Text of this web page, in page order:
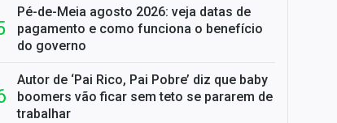
Pé-de-Meia agosto 2026: veja datas de
pagamento e como funciona o benefício
do governo
Autor de ‘Pai Rico, Pai Pobre’ diz que baby
boomers vão ficar sem teto se pararem de
trabalhar